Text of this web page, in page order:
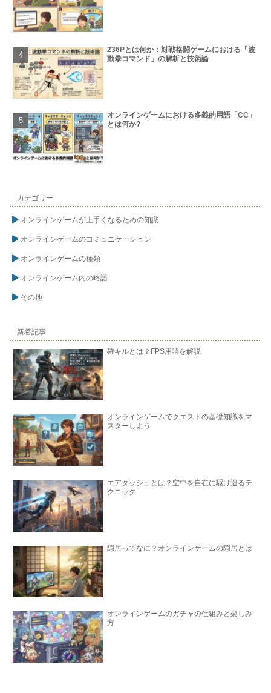
236Pとは何か：対戦格闘ゲームにおける「波
動拳コマンド」の解析と技術論
オンラインゲームにおける多義的用語「CC」
とは何か?
カテゴリー
オンラインゲームが上手くなるための知識
オンラインゲームのコミュニケーション
オンラインゲームの種類
オンラインゲーム内の略語
その他
新着記事
確キルとは？FPS用語を解説
オンラインゲームでクエストの基礎知識をマ
スターしよう
エアダッシュとは？空中を自在に駆け巡るテ
クニック
隠居ってなに？オンラインゲームの隠居とは
オンラインゲームのガチャの仕組みと楽しみ
方